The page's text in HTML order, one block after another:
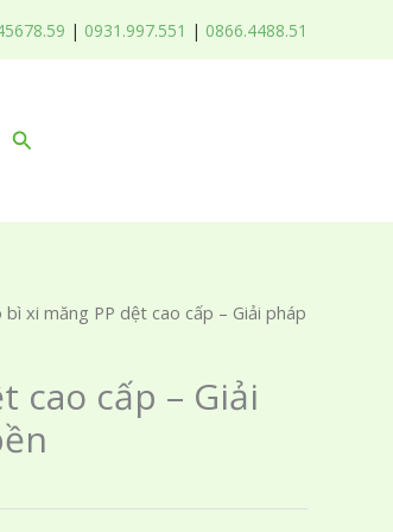
| 0931.997.551 | 0866.4488.51
Tìm
bì xi măng PP dệt cao cấp – Giải pháp
cao cấp – Giải